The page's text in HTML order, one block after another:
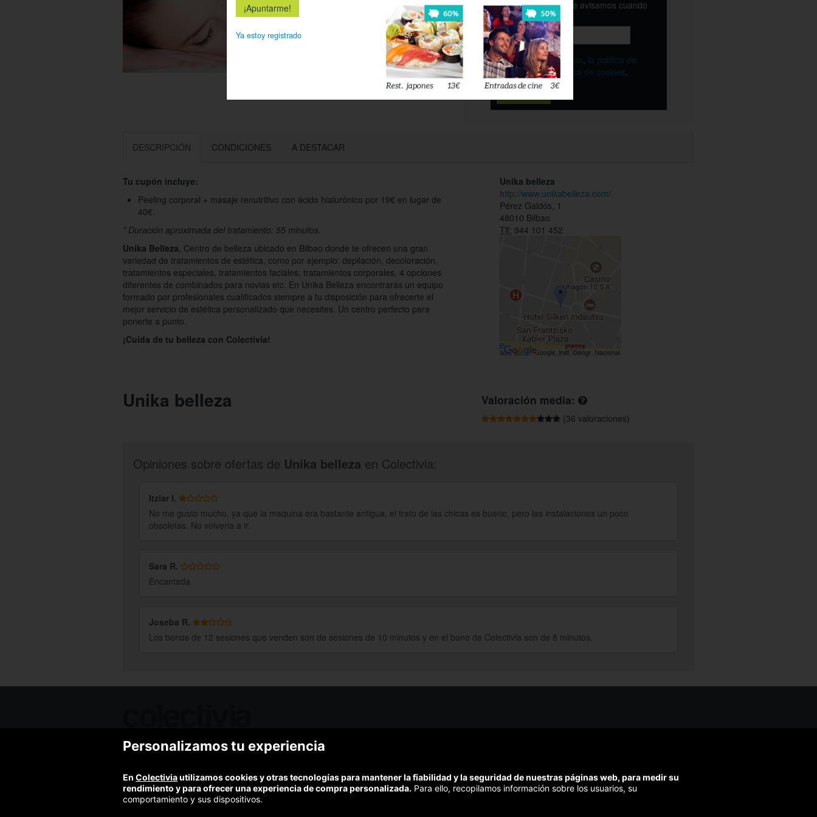
Déjanos tu email y te avisamos cuando
esté disponible
Acepto los términos, la política de
privacidadyla política de cookies.
DESCRIPCIÓN CONDICIONES A DESTACAR
Tu cupón incluye:
Peeling corporal + masaje renutritivo con ácido hialurónico por 19€ en lugar de
40€.
* Duración aproximada del tratamiento: 55 minutos.
Unika Belleza. Centro de belleza ubicado en Bilbao donde te ofrecen una gran
variedad de tratamientos de estética, como por ejemplo: depilación, decoloración,
tratamientos especiales, tratamientos faciales, tratamientos corporales, 4 opciones
diferentes de combinados para novias etc. En Unika Belleza encontrarás un equipo
formado por profesionales cualificados siempre a tu disposición para ofrecerte el
mejor servicio de estética personalizado que necesites. Un centro perfecto para
ponerte a punto.
¡Cuida de tu belleza con Colectivia!
Unika belleza
http://www.unikabelleza.com/
Pérez Galdós, 1
48010 Bilbao
Tlf: 944 101 452
Unika belleza Valoración media:
(36 valoraciones)
Opiniones sobre ofertas de Unika belleza en Colectivia:
Itziar I.
No me gusto mucho, ya que la maquina era bastante antigua, el trato de las chicas es bueno, pero las instalaciones un poco
obsoletas. No volveria a ir.
Sara R.
Encantada
Joseba R.
Los bonos de 12 sesiones que venden son de sesiones de 10 minutos y en el bono de Colectivia son de 8 minutos.
Ofertas de hoy
Términos y condiciones
Política de privacidad y aviso legal
Política de cookies
¿Cómo funciona Colectivia?
Trabaja con nosotros
Estudio turismo de verano 2020
(Te respondemos en menos de 48h)
Compra segura
Personalizamos tu experiencia
En Colectiviautilizamos cookies y otras tecnologías para mantener la fiabilidad y la seguridad de nuestras páginas web, para medir su
rendimiento y para ofrecer una experiencia de compra personalizada. Para ello, recopilamos información sobre los usuarios, su
comportamiento y sus dispositivos.
Ya estoy registrado